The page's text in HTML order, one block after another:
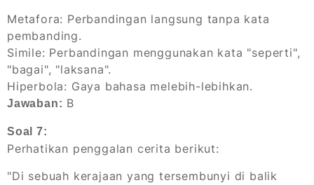
Metafora: Perbandingan langsung tanpa kata
pembanding.
Simile: Perbandingan menggunakan kata "seperti",
"bagai", "laksana".
Hiperbola: Gaya bahasa melebih-lebihkan.
Jawaban: B
Soal 7:
Perhatikan penggalan cerita berikut:
"Di sebuah kerajaan yang tersembunyi di balik